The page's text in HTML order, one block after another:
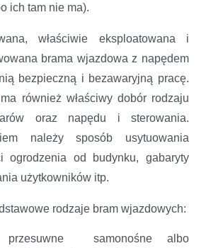
ich tam nie ma).
właściwie eksploatowana i
brama wjazdowa z napędem
bezpieczną i bezawaryjną pracę.
również właściwy dobór rodzaju
oraz napędu i sterowania.
należy sposób usytuowania
ogrodzenia od budynku, gabaryty
użytkowników itp.
rodzaje bram wjazdowych:
przesuwne samonośne albo